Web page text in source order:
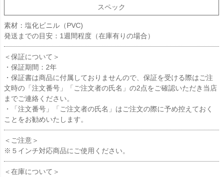
スペック
素材：塩化ビニル（PVC)
発送までの目安：1週間程度（在庫有りの場合）
＜保証について＞
・保証期間：2年
・保証書は商品に付属しておりませんので、保証を受ける際はご注
文時の「注文番号」「ご注文者の氏名」の2点をご確認いただき当店
までご連絡ください。
・「注文番号」「ご注文者の氏名」はご注文の際に予め控えておく
ことをお勧めいたします。
＜ご注意＞
※５インチ対応商品にご使用ください。
＜在庫について＞